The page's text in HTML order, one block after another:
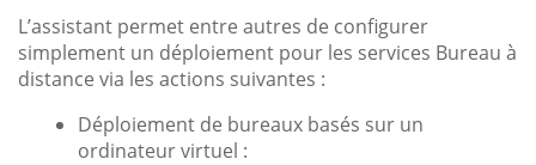
L’assistant permet entre autres de configurer
simplement un déploiement pour les services Bureau à
distance via les actions suivantes :
Déploiement de bureaux basés sur un
ordinateur virtuel :